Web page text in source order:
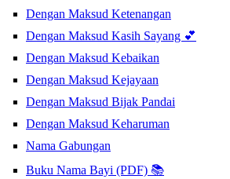
Dengan Maksud Ketenangan
Dengan Maksud Kasih Sayang 💕
Dengan Maksud Kebaikan
Dengan Maksud Kejayaan
Dengan Maksud Bijak Pandai
Dengan Maksud Keharuman
Nama Gabungan
Buku Nama Bayi (PDF) 📚